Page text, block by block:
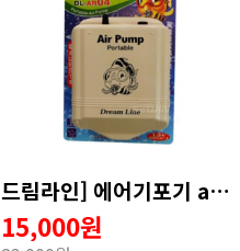
드림라인] 에어기포기 ar04
15,000원